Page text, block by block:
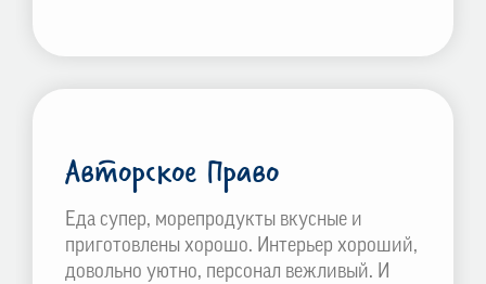
Авторское Право
Еда супер, морепродукты вкусные и
приготовлены хорошо. Интерьер хороший,
довольно уютно, персонал вежливый. И